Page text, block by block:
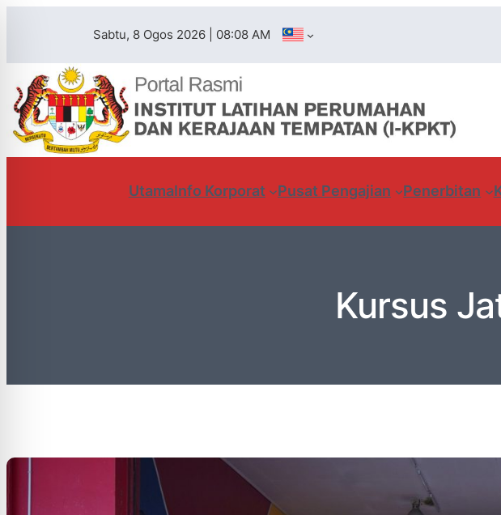
Sabtu, 8 Ogos 2026 | 08:08 AM
UtamaInfo Korporat Pusat Pengajian Penerbitan
Kursus